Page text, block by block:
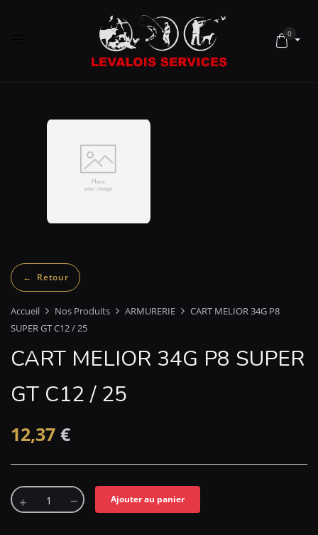
0
Accueil Nos Produits ARMURERIE
CART MELIOR 34G P8
SUPER GT C12 / 25
CART MELIOR 34G P8 SUPER
GT C12 / 25
12,37 €
Ajouter au panier